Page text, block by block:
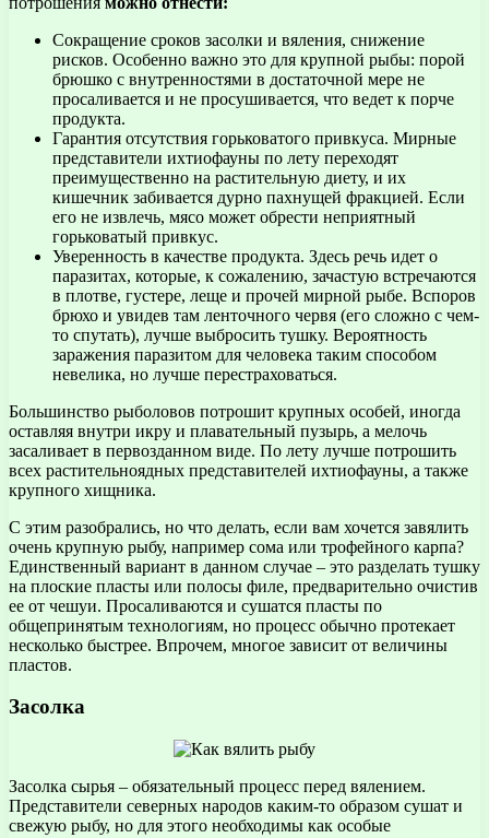
Сокращение сроков засолки и вяления, снижение
рисков. Особенно важно это для крупной рыбы: порой
брюшко с внутренностями в достаточной мере не
просаливается и не просушивается, что ведет к порче
продукта.
Гарантия отсутствия горьковатого привкуса. Мирные
представители ихтиофауны по лету переходят
преимущественно на растительную диету, и их
кишечник забивается дурно пахнущей фракцией. Если
его не извлечь, мясо может обрести неприятный
горьковатый привкус.
Уверенность в качестве продукта. Здесь речь идет о
паразитах, которые, к сожалению, зачастую встречаются
в плотве, густере, леще и прочей мирной рыбе. Вспоров
брюхо и увидев там ленточного червя (его сложно с чем-
то спутать), лучше выбросить тушку. Вероятность
заражения паразитом для человека таким способом
невелика, но лучше перестраховаться.
Большинство рыболовов потрошит крупных особей, иногда
оставляя внутри икру и плавательный пузырь, а мелочь
засаливает в первозданном виде. По лету лучше потрошить
всех растительноядных представителей ихтиофауны, а также
крупного хищника.
С этим разобрались, но что делать, если вам хочется завялить
очень крупную рыбу, например сома или трофейного карпа?
Единственный вариант в данном случае – это разделать тушку
на плоские пласты или полосы филе, предварительно очистив
ее от чешуи. Просаливаются и сушатся пласты по
общепринятым технологиям, но процесс обычно протекает
несколько быстрее. Впрочем, многое зависит от величины
пластов.
Засолка
Засолка сырья – обязательный процесс перед вялением.
Представители северных народов каким-то образом сушат и
свежую рыбу, но для этого необходимы как особые